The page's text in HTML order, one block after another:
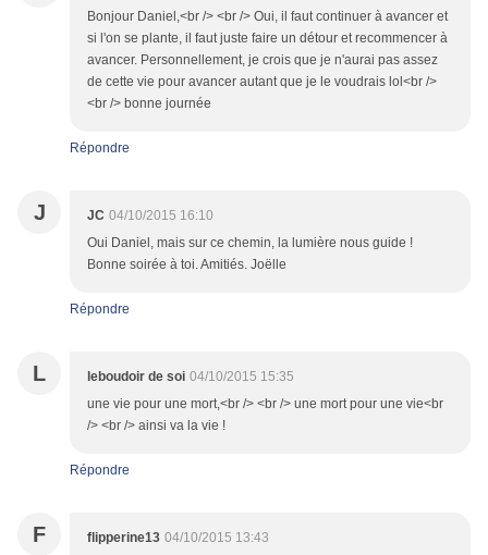
Bonjour Daniel,<br /> <br /> Oui, il faut continuer à avancer et
si l'on se plante, il faut juste faire un détour et recommencer à
avancer. Personnellement, je crois que je n'aurai pas assez
de cette vie pour avancer autant que je le voudrais lol<br />
<br /> bonne journée
Répondre
J JC 04/10/2015 16:10
Oui Daniel, mais sur ce chemin, la lumière nous guide !
Bonne soirée à toi. Amitiés. Joëlle
Répondre
L leboudoir de soi 04/10/2015 15:35
une vie pour une mort,<br /> <br /> une mort pour une vie<br
/> <br /> ainsi va la vie !
Répondre
F flipperine13 04/10/2015 13:43